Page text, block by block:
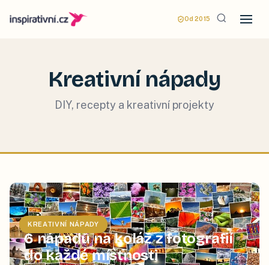
Od 2015
Kreativní nápady
DIY, recepty a kreativní projekty
KREATIVNÍ NÁPADY
6 nápadů na koláž z fotografií
do každé místnosti